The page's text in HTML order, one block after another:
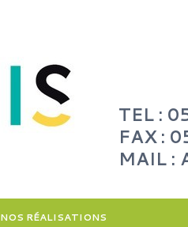
TEL :
FAX :
MAIL :
NOS RÉALISATIONS